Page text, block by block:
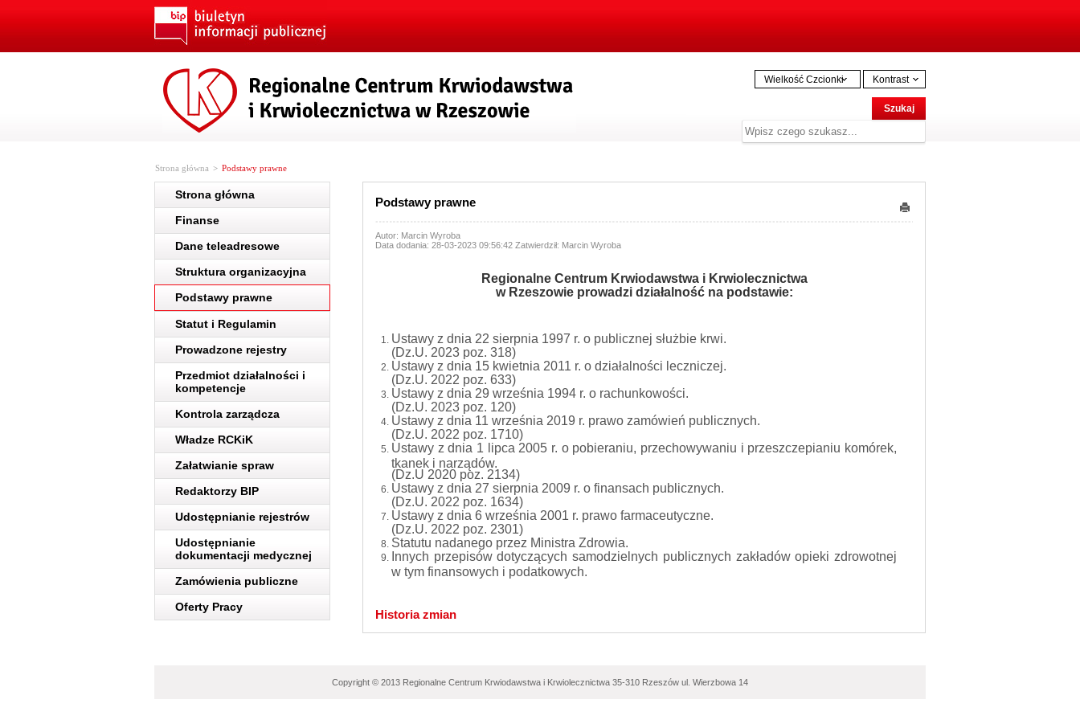
Kontrast
Wielkość Czcionki
Strona główna > Podstawy prawne
Strona główna
Finanse
Dane teleadresowe
Struktura organizacyjna
Podstawy prawne
Statut i Regulamin
Prowadzone rejestry
Przedmiot działalności i
kompetencje
Kontrola zarządcza
Władze RCKiK
Załatwianie spraw
Redaktorzy BIP
Udostępnianie rejestrów
Udostępnianie
dokumentacji medycznej
Zamówienia publiczne
Oferty Pracy
Podstawy prawne
Autor: Marcin Wyroba
Data dodania: 28-03-2023 09:56:42 Zatwierdził: Marcin Wyroba
Regionalne Centrum Krwiodawstwa i Krwiolecznictwa
w Rzeszowie prowadzi działalność na podstawie:
Ustawy z dnia 22 sierpnia 1997 r. o publicznej służbie krwi.
(Dz.U. 2023 poz. 318)
Ustawy z dnia 15 kwietnia 2011 r. o działalności leczniczej.
(Dz.U. 2022 poz. 633)
Ustawy z dnia 29 września 1994 r. o rachunkowości.
(Dz.U. 2023 poz. 120)
Ustawy z dnia 11 września 2019 r. prawo zamówień publicznych.
(Dz.U. 2022 poz. 1710)
Ustawy z dnia 1 lipca 2005 r. o pobieraniu, przechowywaniu i przeszczepianiu komórek,
tkanek i narządów.
(Dz.U 2020 poz. 2134)
Ustawy z dnia 27 sierpnia 2009 r. o finansach publicznych.
(Dz.U. 2022 poz. 1634)
Ustawy z dnia 6 września 2001 r. prawo farmaceutyczne.
(Dz.U. 2022 poz. 2301)
Statutu nadanego przez Ministra Zdrowia.
Innych przepisów dotyczących samodzielnych publicznych zakładów opieki zdrowotnej
w tym finansowych i podatkowych.
Historia zmian
Copyright © 2013 Regionalne Centrum Krwiodawstwa i Krwiolecznictwa 35-310 Rzeszów ul. Wierzbowa 14